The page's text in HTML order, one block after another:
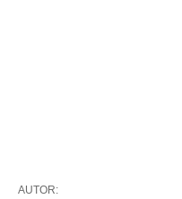
AUTOR: